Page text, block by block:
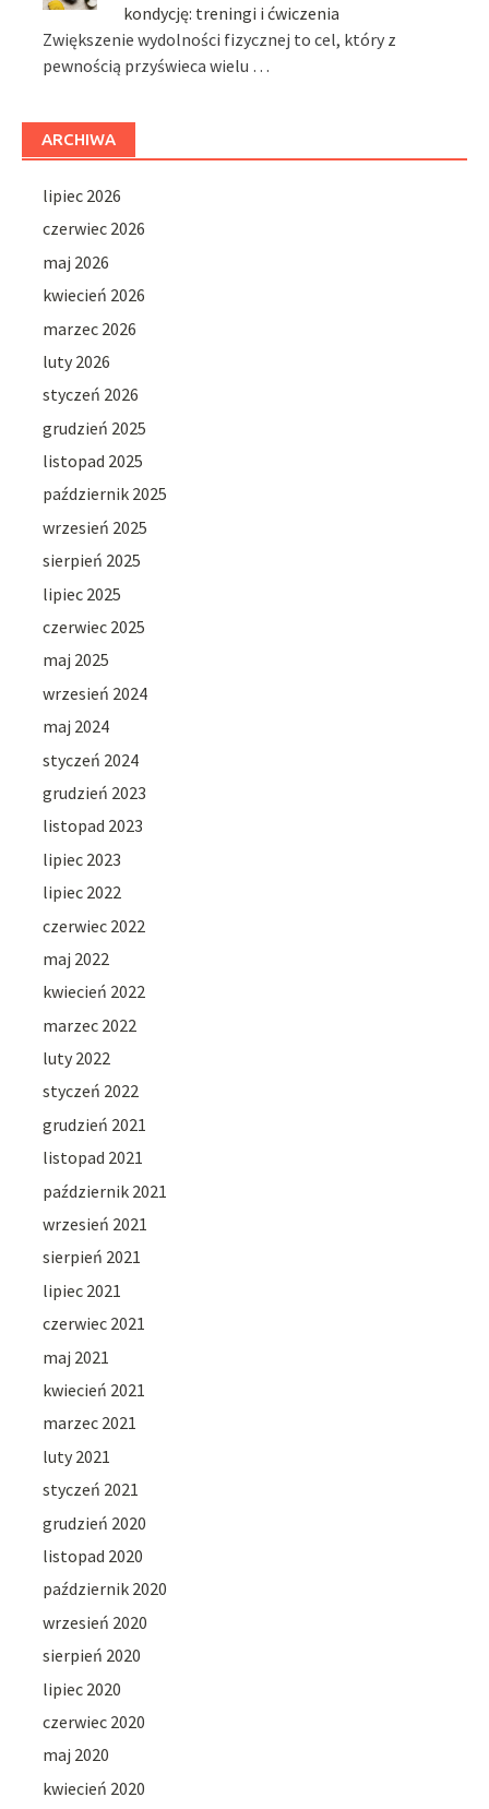
kondycję: treningi i ćwiczenia
Zwiększenie wydolności fizycznej to cel, który z
pewnością przyświeca wielu …
ARCHIWA
lipiec 2026
czerwiec 2026
maj 2026
kwiecień 2026
marzec 2026
luty 2026
styczeń 2026
grudzień 2025
listopad 2025
październik 2025
wrzesień 2025
sierpień 2025
lipiec 2025
czerwiec 2025
maj 2025
wrzesień 2024
maj 2024
styczeń 2024
grudzień 2023
listopad 2023
lipiec 2023
lipiec 2022
czerwiec 2022
maj 2022
kwiecień 2022
marzec 2022
luty 2022
styczeń 2022
grudzień 2021
listopad 2021
październik 2021
wrzesień 2021
sierpień 2021
lipiec 2021
czerwiec 2021
maj 2021
kwiecień 2021
marzec 2021
luty 2021
styczeń 2021
grudzień 2020
listopad 2020
październik 2020
wrzesień 2020
sierpień 2020
lipiec 2020
czerwiec 2020
maj 2020
kwiecień 2020